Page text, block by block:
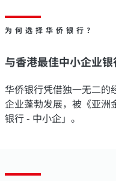
为何选择华侨银行?
与香港最佳中小企业
华侨银行凭借独一无二的
企业蓬勃发展，被《亚洲
银行 - 中小企」。